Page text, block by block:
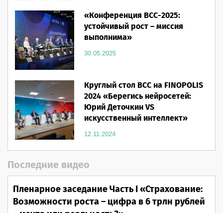
«Конференция ВСС-2025:
устойчивый рост – миссия
выполнима»
30.05.2025
Круглый стол ВСС на FINOPOLIS
2024 «Берегись нейросетей:
Юрий Деточкин VS
искусственный интеллект»
12.11.2024
Последние видео
Пленарное заседание Часть I «Страхование:
Возможности роста – цифра в 6 трлн рублей